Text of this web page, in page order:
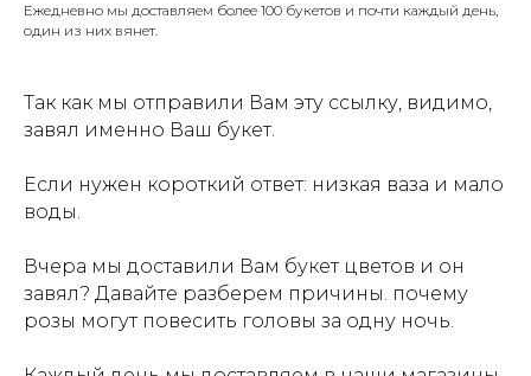
Ежедневно мы доставляем более 100 букетов и почти каждый день,
один из них вянет.
Так как мы отправили Вам эту ссылку, видимо,
завял именно Ваш букет.
Если нужен короткий ответ: низкая ваза и мало
воды.
Вчера мы доставили Вам букет цветов и он
завял? Давайте разберем причины. почему
розы могут повесить головы за одну ночь.